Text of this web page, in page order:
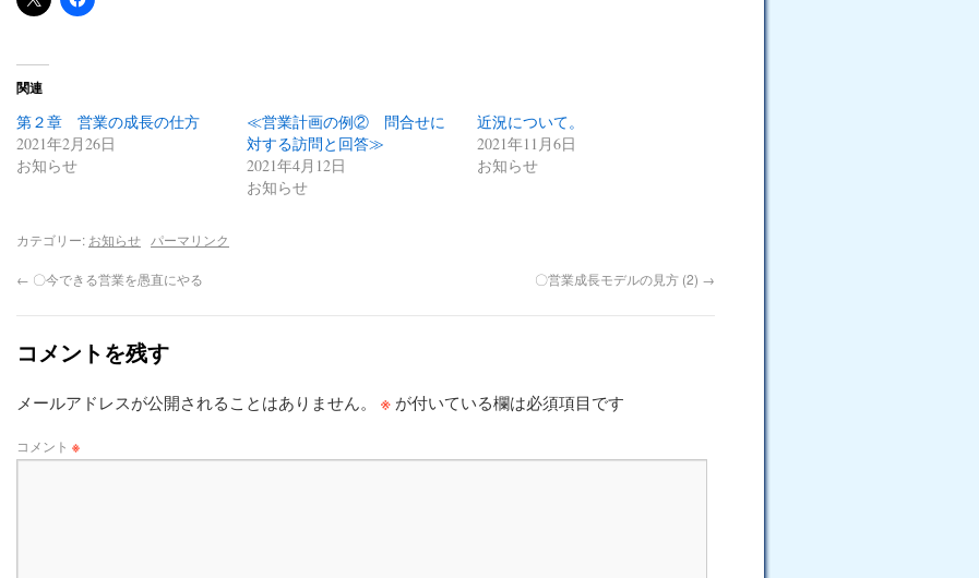
関連
第２章 営業の成長の仕方
2021年2月26日
お知らせ
≪営業計画の例② 問合せに
対する訪問と回答≫
2021年4月12日
お知らせ
近況について。
2021年11月6日
お知らせ
カテゴリー: お知らせ パーマリンク
← 〇今できる営業を愚直にやる 〇営業成長モデルの見方 (2) →
コメントを残す
メールアドレスが公開されることはありません。 ※ が付いている欄は必須項目です
コメント ※